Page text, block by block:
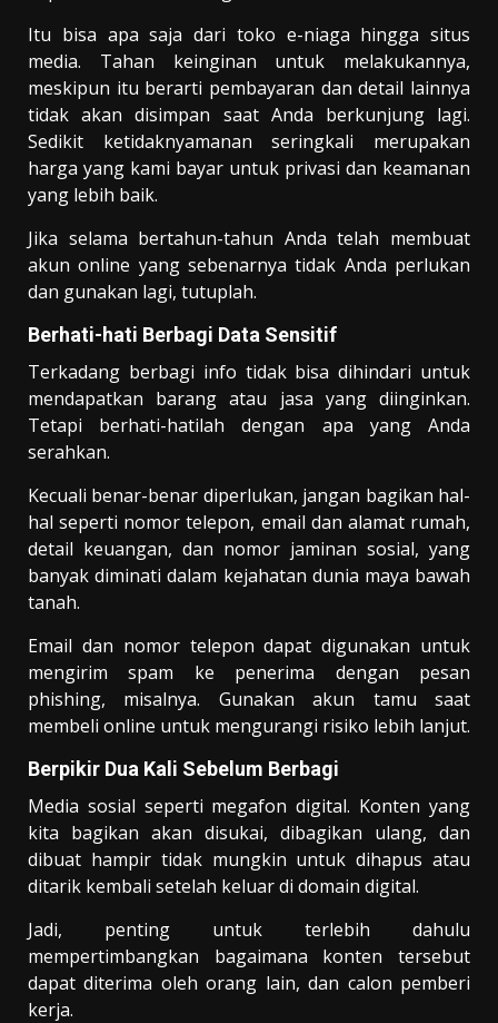
Itu bisa apa saja dari toko e-niaga hingga situs
media. Tahan keinginan untuk melakukannya,
meskipun itu berarti pembayaran dan detail lainnya
tidak akan disimpan saat Anda berkunjung lagi.
Sedikit ketidaknyamanan seringkali merupakan
harga yang kami bayar untuk privasi dan keamanan
yang lebih baik.
Jika selama bertahun-tahun Anda telah membuat
akun online yang sebenarnya tidak Anda perlukan
dan gunakan lagi, tutuplah.
Berhati-hati Berbagi Data Sensitif
Terkadang berbagi info tidak bisa dihindari untuk
mendapatkan barang atau jasa yang diinginkan.
Tetapi berhati-hatilah dengan apa yang Anda
serahkan.
Kecuali benar-benar diperlukan, jangan bagikan hal-
hal seperti nomor telepon, email dan alamat rumah,
detail keuangan, dan nomor jaminan sosial, yang
banyak diminati dalam kejahatan dunia maya bawah
tanah.
Email dan nomor telepon dapat digunakan untuk
mengirim spam ke penerima dengan pesan
phishing, misalnya. Gunakan akun tamu saat
membeli online untuk mengurangi risiko lebih lanjut.
Berpikir Dua Kali Sebelum Berbagi
Media sosial seperti megafon digital. Konten yang
kita bagikan akan disukai, dibagikan ulang, dan
dibuat hampir tidak mungkin untuk dihapus atau
ditarik kembali setelah keluar di domain digital.
Jadi, penting untuk terlebih dahulu
mempertimbangkan bagaimana konten tersebut
dapat diterima oleh orang lain, dan calon pemberi
kerja.